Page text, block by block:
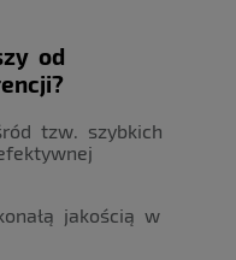
od
tzw. szybkich
jakością w